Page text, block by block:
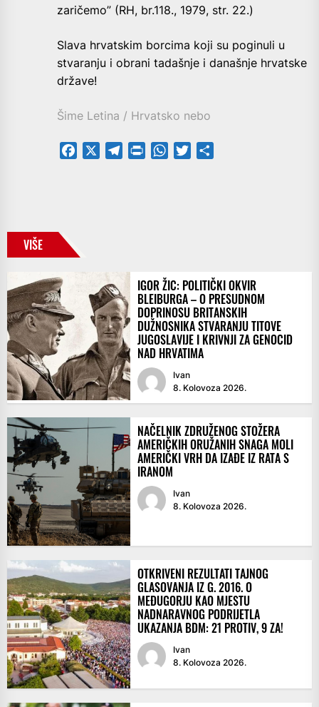
zaričemo” (RH, br.118., 1979, str. 22.)
Slava hrvatskim borcima koji su poginuli u
stvaranju i obrani tadašnje i današnje hrvatske
države!
Šime Letina / Hrvatsko nebo
Facebook TelegramPrintFriendly
WhatsApp
Twitter
VIŠE
IGOR ŽIC: POLITIČKI OKVIR
BLEIBURGA – O PRESUDNOM
DOPRINOSU BRITANSKIH
DUŽNOSNIKA STVARANJU TITOVE
JUGOSLAVIJE I KRIVNJI ZA GENOCID
NAD HRVATIMA
Ivan
8. Kolovoza 2026.
NAČELNIK ZDRUŽENOG STOŽERA
AMERIČKIH ORUŽANIH SNAGA MOLI
AMERIČKI VRH DA IZAĐE IZ RATA S
IRANOM
Ivan
8. Kolovoza 2026.
OTKRIVENI REZULTATI TAJNOG
GLASOVANJA IZ G. 2016. O
MEĐUGORJU KAO MJESTU
NADNARAVNOG PODRIJETLA
UKAZANJA BDM: 21 PROTIV, 9 ZA!
Ivan
8. Kolovoza 2026.